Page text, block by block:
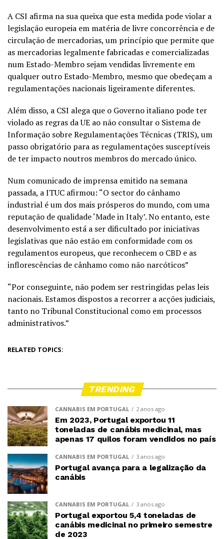
A CSI afirma na sua queixa que esta medida pode violar a
legislação europeia em matéria de livre concorrência e de
circulação de mercadorias, um princípio que permite que
as mercadorias legalmente fabricadas e comercializadas
num Estado-Membro sejam vendidas livremente em
qualquer outro Estado-Membro, mesmo que obedeçam a
regulamentações nacionais ligeiramente diferentes.
Além disso, a CSI alega que o Governo italiano pode ter
violado as regras da UE ao não consultar o Sistema de
Informação sobre Regulamentações Técnicas (TRIS), um
passo obrigatório para as regulamentações susceptíveis
de ter impacto noutros membros do mercado único.
Num comunicado de imprensa emitido na semana
passada, a ITUC afirmou: “O sector do cânhamo
industrial é um dos mais prósperos do mundo, com uma
reputação de qualidade ‘Made in Italy’. No entanto, este
desenvolvimento está a ser dificultado por iniciativas
legislativas que não estão em conformidade com os
regulamentos europeus, que reconhecem o CBD e as
inflorescências de cânhamo como não narcóticos”
“Por conseguinte, não podem ser restringidas pelas leis
nacionais. Estamos dispostos a recorrer a acções judiciais,
tanto no Tribunal Constitucional como em processos
administrativos.”
RELATED TOPICS:
TRENDING
CANNABIS EM PORTUGAL 2 anos ago
Em 2023, Portugal exportou 11
toneladas de canábis medicinal, mas
apenas 17 quilos foram vendidos no país
CANNABIS EM PORTUGAL 3 anos ago
Portugal avança para a legalização da
canábis
CANNABIS EM PORTUGAL 3 anos ago
Portugal exportou 5,4 toneladas de
canábis medicinal no primeiro semestre
de 2023